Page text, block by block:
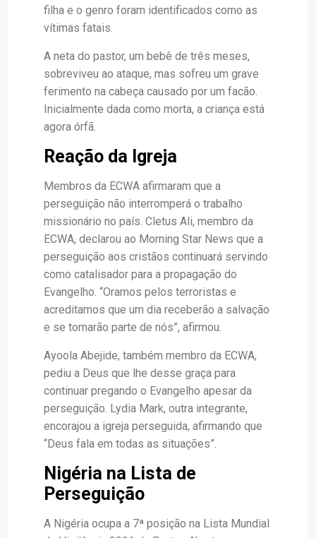
filha e o genro foram identificados como as
vítimas fatais.
A neta do pastor, um bebê de três meses,
sobreviveu ao ataque, mas sofreu um grave
ferimento na cabeça causado por um facão.
Inicialmente dada como morta, a criança está
agora órfã.
Reação da Igreja
Membros da ECWA afirmaram que a
perseguição não interromperá o trabalho
missionário no país. Cletus Ali, membro da
ECWA, declarou ao Morning Star News que a
perseguição aos cristãos continuará servindo
como catalisador para a propagação do
Evangelho. “Oramos pelos terroristas e
acreditamos que um dia receberão a salvação
e se tornarão parte de nós”, afirmou.
Ayoola Abejide, também membro da ECWA,
pediu a Deus que lhe desse graça para
continuar pregando o Evangelho apesar da
perseguição. Lydia Mark, outra integrante,
encorajou a igreja perseguida, afirmando que
“Deus fala em todas as situações”.
Nigéria na Lista de
Perseguição
A Nigéria ocupa a 7ª posição na Lista Mundial